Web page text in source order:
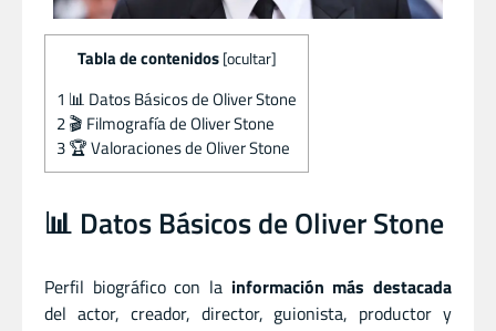
Tabla de contenidos [ocultar]
1 📊 Datos Básicos de Oliver Stone
2🎬 Filmografía de Oliver Stone
3🏆 Valoraciones de Oliver Stone
📊 Datos Básicos de Oliver Stone
Perfil biográfico con la información más destacada
del actor, creador, director, guionista, productor y